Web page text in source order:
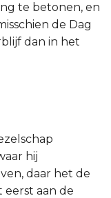
te betonen, en
de Dag
dan in het
hij
daar het de
eerst aan de